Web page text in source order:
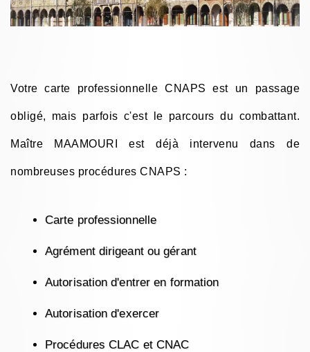
Votre carte professionnelle CNAPS est un passage
obligé, mais parfois c'est le parcours du combattant.
Maître MAAMOURI est déjà intervenu dans de
nombreuses procédures CNAPS :
Carte professionnelle
Agrément dirigeant ou gérant
Autorisation d'entrer en formation
Autorisation d'exercer
Procédures CLAC et CNAC